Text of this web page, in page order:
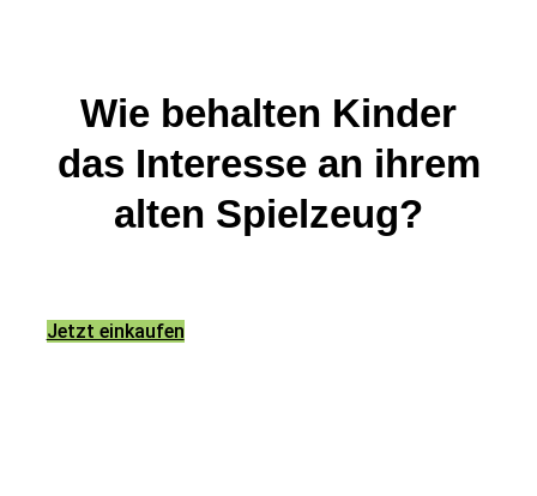
Wie behalten Kinder
das Interesse an ihrem
alten Spielzeug?
Jetzt einkaufen